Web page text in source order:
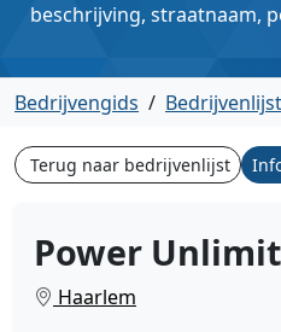
beschrijving, straatnaam,
Bedrijvengids / Bedrijvenlijst
Terug naar bedrijvenlijst
Power
Haarlem